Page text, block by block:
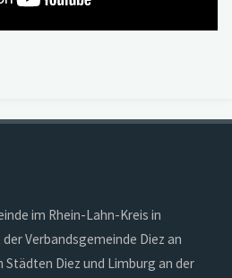
im Rhein-Lahn-Kreis in
Verbandsgemeinde Diez an
Diez und Limburg an der